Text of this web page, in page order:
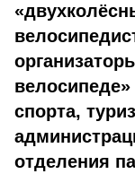
спорта,
отделения